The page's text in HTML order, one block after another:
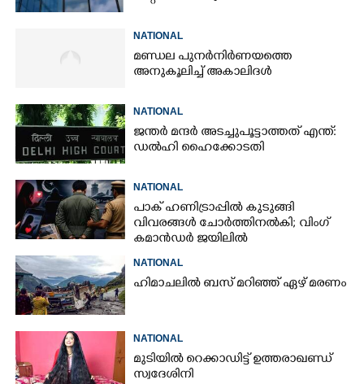
NATIONAL
മണ്ഡല പുനർനിർണയത്തെ
അനുകൂലിച്ച് അകാലിദൾ
NATIONAL
ജന്ത‌‌ർ മന്ദർ അടച്ചുപൂട്ടാത്തത് എന്ത്:
ഡൽഹി ഹൈക്കോടതി
NATIONAL
പാക് ഹണിട്രാപ്പിൽ കുടുങ്ങി
വിവരങ്ങൾ ചോർത്തിനൽകി;​ വിംഗ്
കമാൻഡർ ജയിലിൽ
NATIONAL
ഹിമാചലിൽ ബസ് മറിഞ്ഞ് ഏഴ് മരണം
NATIONAL
മുടിയിൽ റെക്കാഡിട്ട് ഉത്തരാഖണ്ഡ്
സ്വദേശിനി